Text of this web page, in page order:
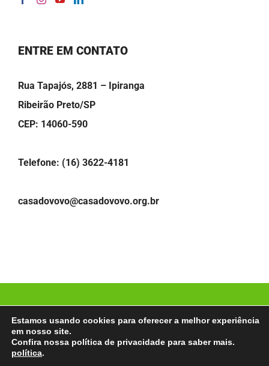
ENTRE EM CONTATO
Rua Tapajós, 2881 – Ipiranga
Ribeirão Preto/SP
CEP: 14060-590
Telefone: (16) 3622-4181
casadovovo@casadovovo.org.br
Desenvolvido por:
Estamos usando cookies para oferecer a melhor experiência
em nosso site.
Confira nossa política de privacidade para saber mais.
política.